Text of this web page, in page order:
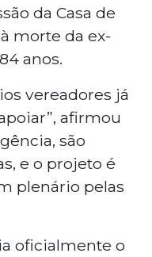
da Casa de
morte da ex-
anos.
vereadores já
afirmou
são
e o projeto é
plenário pelas
oficialmente o